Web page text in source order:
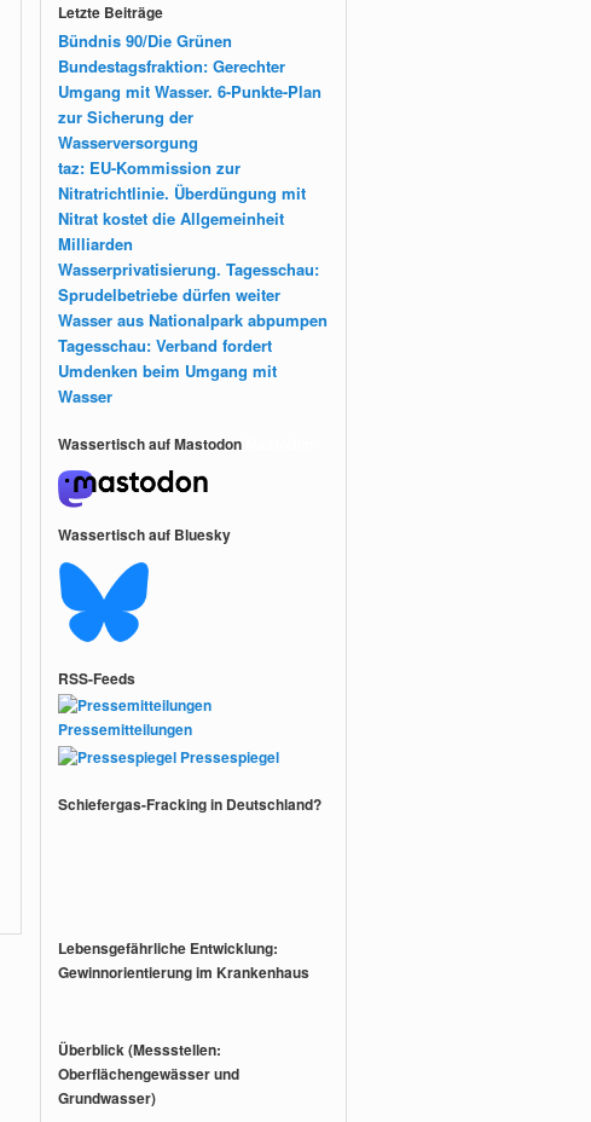
Letzte Beiträge
Bündnis 90/Die Grünen
Bundestagsfraktion: Gerechter
Umgang mit Wasser. 6-Punkte-Plan
zur Sicherung der
Wasserversorgung
taz: EU-Kommission zur
Nitratrichtlinie. Überdüngung mit
Nitrat kostet die Allgemeinheit
Milliarden
Wasserprivatisierung. Tagesschau:
Sprudelbetriebe dürfen weiter
Wasser aus Nationalpark abpumpen
Tagesschau: Verband fordert
Umdenken beim Umgang mit
Wasser
Wassertisch auf Mastodon
Wassertisch auf Bluesky
RSS-Feeds
Pressemitteilungen
Pressespiegel
Schiefergas-Fracking in Deutschland?
Lebensgefährliche Entwicklung:
Gewinnorientierung im Krankenhaus
Überblick (Messstellen:
Oberflächengewässer und
Grundwasser)